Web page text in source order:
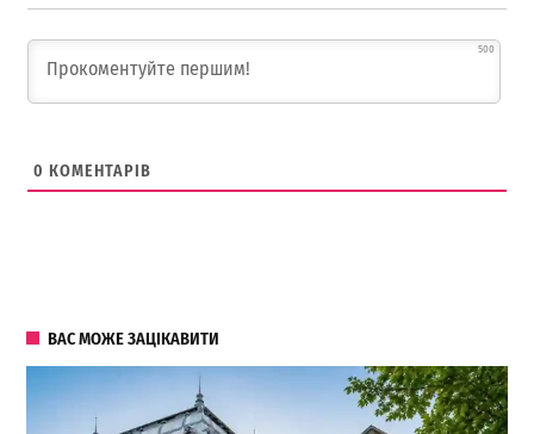
500
0 КОМЕНТАРІВ
ВАС МОЖЕ ЗАЦІКАВИТИ